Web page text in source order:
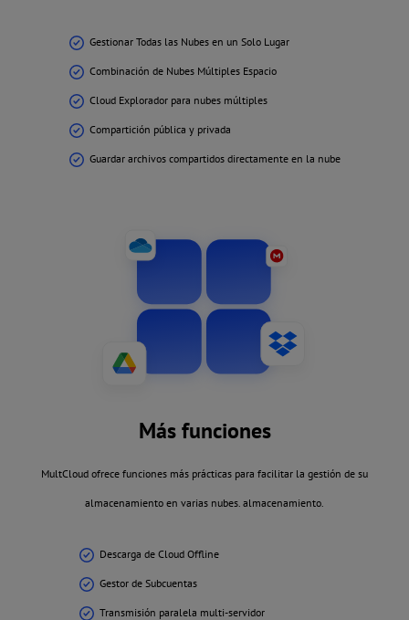
Gestionar Todas las Nubes en un Solo Lugar
Combinación de Nubes Múltiples Espacio
Cloud Explorador para nubes múltiples
Compartición pública y privada
Guardar archivos compartidos directamente en la nube
Más funciones
MultCloud ofrece funciones más prácticas para facilitar la gestión de su
almacenamiento en varias nubes. almacenamiento.
Descarga de Cloud Offline
Gestor de Subcuentas
Transmisión paralela multi-servidor